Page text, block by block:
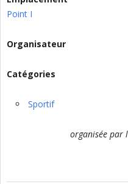
Point I
Organisateur
Catégories
Sportif
organisée par